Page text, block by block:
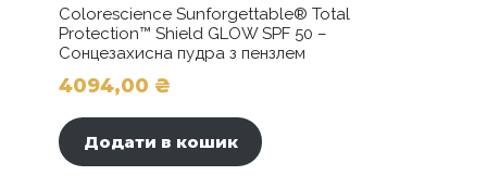
Colorescience Sunforgettable® Total
Protection™ Shield GLOW SPF 50 –
Сонцезахисна пудра з пензлем
4094,00 ₴
Додати в кошик